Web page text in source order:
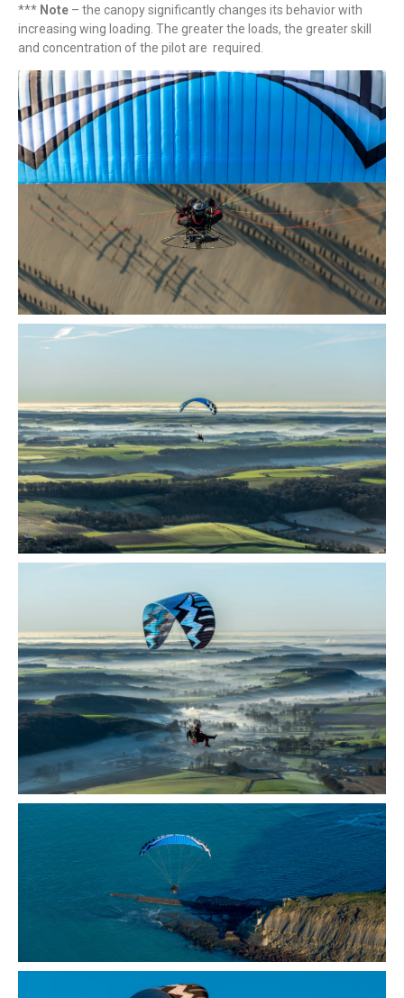
*** Note – the canopy significantly changes its behavior with
increasing wing loading. The greater the loads, the greater skill
and concentration of the pilot are required.